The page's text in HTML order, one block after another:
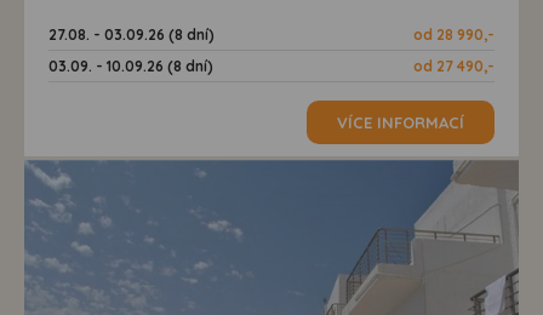
27.08. - 03.09.26 (8 dní)
od 28 990,-
03.09. - 10.09.26 (8 dní)
od 27 490,-
VÍCE INFORMACÍ